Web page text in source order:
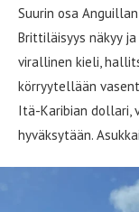
Suurin osa
Brittiläisyys näkyy
virallinen kieli,
körryytellään
Itä-Karibian dollari,
hyväksytään.